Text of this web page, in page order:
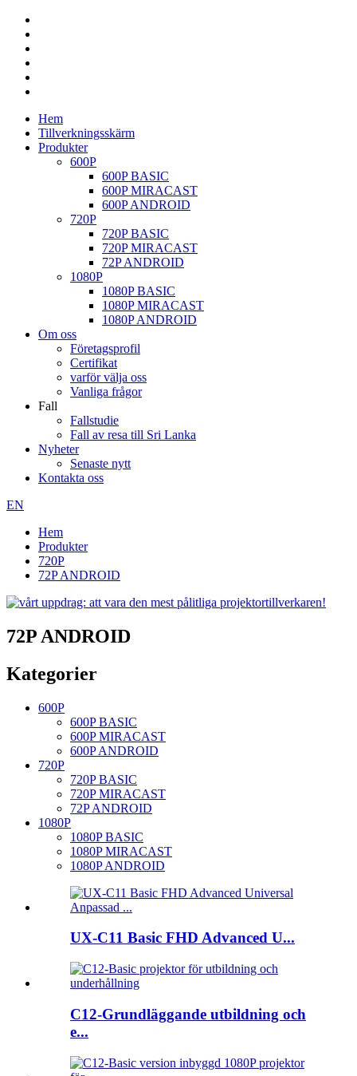
Hem
Tillverkningsskärm
Produkter
600P
600P BASIC
600P MIRACAST
600P ANDROID
720P
720P BASIC
720P MIRACAST
72P ANDROID
1080P
1080P BASIC
1080P MIRACAST
1080P ANDROID
Om oss
Företagsprofil
Certifikat
varför välja oss
Vanliga frågor
Fall
Fallstudie
Fall av resa till Sri Lanka
Nyheter
Senaste nytt
Kontakta oss
EN
Hem
Produkter
720P
72P ANDROID
72P ANDROID
Kategorier
600P
600P BASIC
600P MIRACAST
600P ANDROID
720P
720P BASIC
720P MIRACAST
72P ANDROID
1080P
1080P BASIC
1080P MIRACAST
1080P ANDROID
UX-C11 Basic FHD Advanced U...
C12-Grundläggande utbildning och
e...